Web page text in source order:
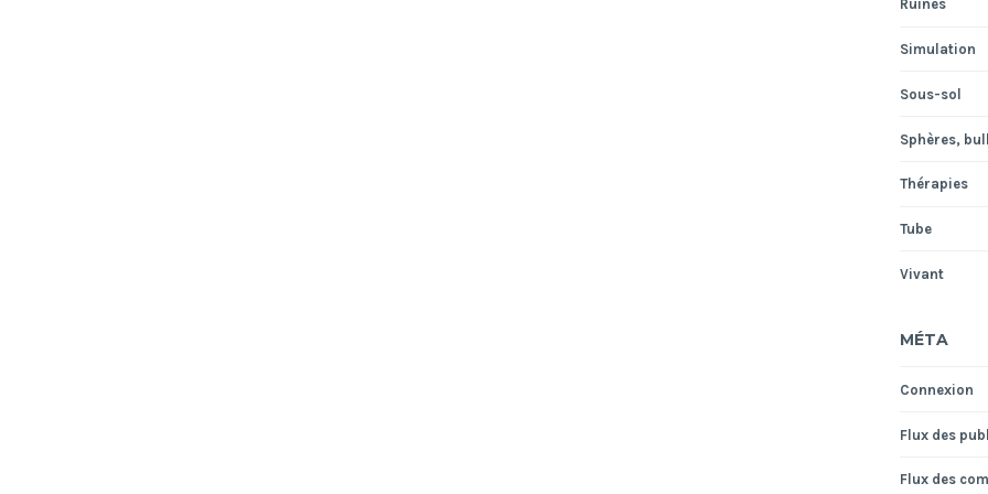
Ruines
Simulation
Sous-sol
Sphères,
Thérapies
Tube
Vivant
MÉTA
Connexion
Flux des
Flux des